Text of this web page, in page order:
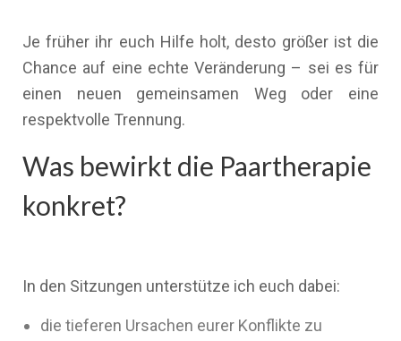
Je früher ihr euch Hilfe holt, desto größer ist die
Chance auf eine echte Veränderung – sei es für
einen neuen gemeinsamen Weg oder eine
respektvolle Trennung.
Was bewirkt die Paartherapie
konkret?
In den Sitzungen unterstütze ich euch dabei:
die tieferen Ursachen eurer Konflikte zu